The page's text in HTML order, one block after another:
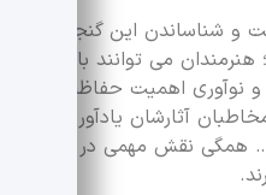
شناساندن این گنجینه
می توانند با زبان
نوآوری اهمیت حفاظت و
آثارشان یادآوری کنند؛
همگی نقش مهمی در راستای